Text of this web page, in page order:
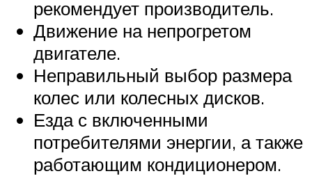
рекомендует производитель.
Движение на непрогретом
двигателе.
Неправильный выбор размера
колес или колесных дисков.
Езда с включенными
потребителями энергии, а также
работающим кондиционером.